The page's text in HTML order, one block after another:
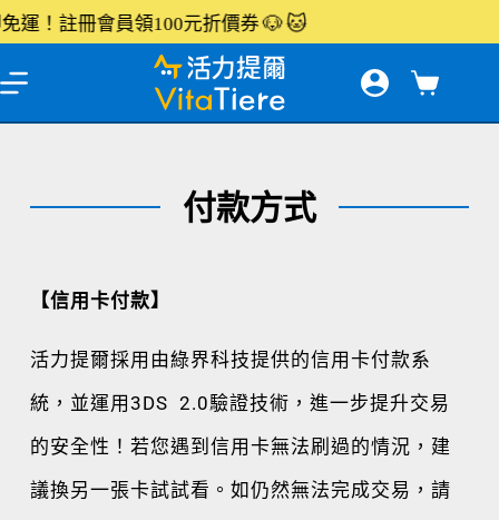
！註冊會員領100元折價券🐶🐱
付款方式
【信用卡付款】
活力提爾採用由綠界科技提供的信用卡付款系
統，並運用3DS 2.0驗證技術，進一步提升交易
的安全性！若您遇到信用卡無法刷過的情況，建
議換另一張卡試試看。如仍然無法完成交易，請